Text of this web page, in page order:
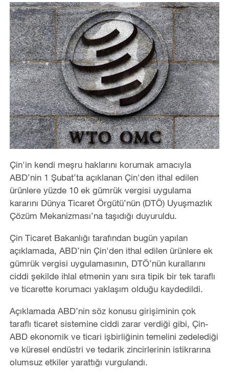
Çin'in kendi meşru haklarını korumak amacıyla
ABD’nin 1 Şubat’ta açıklanan Çin'den ithal edilen
ürünlere yüzde 10 ek gümrük vergisi uygulama
kararını Dünya Ticaret Örgütü’nün (DTÖ) Uyuşmazlık
Çözüm Mekanizması’na taşıdığı duyuruldu.
Çin Ticaret Bakanlığı tarafından bugün yapılan
açıklamada, ABD’nin Çin'den ithal edilen ürünlere ek
gümrük vergisi uygulamasının, DTÖ’nün kurallarını
ciddi şekilde ihlal etmenin yanı sıra tipik bir tek taraflı
ve ticarette korumacı yaklaşım olduğu kaydedildi.
Açıklamada ABD’nin söz konusu girişiminin çok
taraflı ticaret sistemine ciddi zarar verdiği gibi, Çin-
ABD ekonomik ve ticari işbirliğinin temelini zedelediği
ve küresel endüstri ve tedarik zincirlerinin istikrarına
olumsuz etkiler yarattığı vurgulandı.